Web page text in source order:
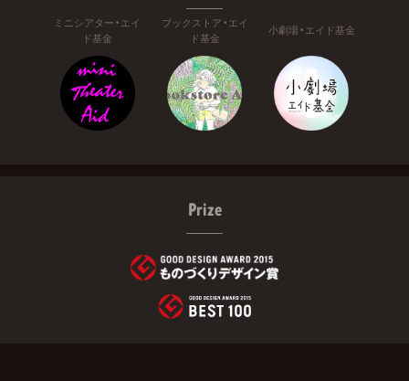
ミニシアター・エイ
ド基金
ブックストア・エイ
ド基金
小劇場・エイド基金
Prize